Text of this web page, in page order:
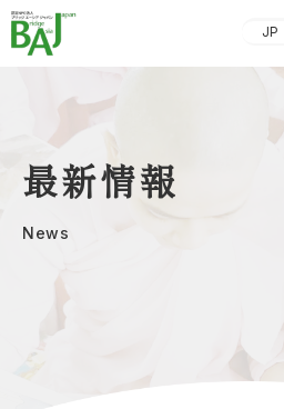
JP
最新情報
News